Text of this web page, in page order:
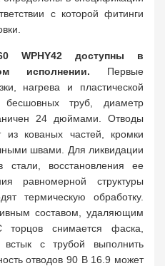
с которой фитинги
WPНY42 доступны в
исполнении. Первые
нагрева и пластической
труб, диаметр
24 дюймами. Отводы
из кованых частей, кромки
швами. Для ликвидации
стали, восстановления ее
равномерной структуры
термическую обработку.
составом, удаляющим
снимается фаска,
с трубой выполнить
отводов 90 B 16.9 может